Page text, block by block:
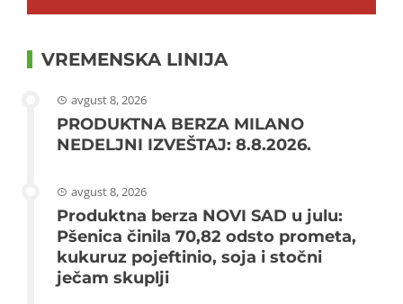
VREMENSKA LINIJA
avgust 8, 2026
PRODUKTNA BERZA MILANO
NEDELJNI IZVEŠTAJ: 8.8.2026.
avgust 8, 2026
Produktna berza NOVI SAD u julu:
Pšenica činila 70,82 odsto prometa,
kukuruz pojeftinio, soja i stočni
ječam skuplji